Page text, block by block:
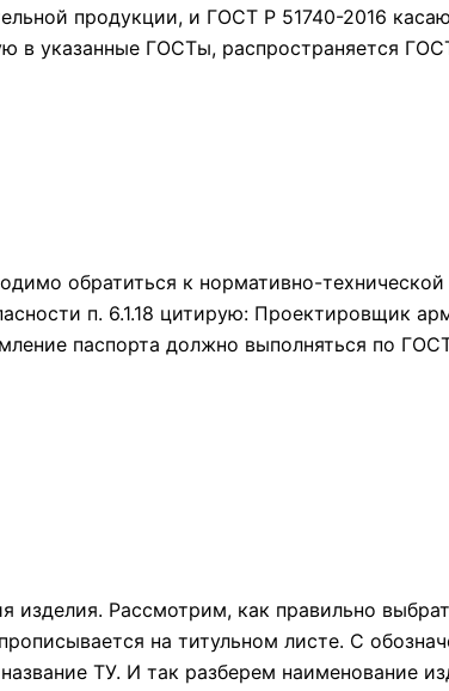
продукции, и ГОСТ Р 51740-2016
в указанные ГОСТы, распространяется
обратиться к нормативно-
п. 6.1.18 цитирую: Проектировщик
паспорта должно выполняться по
Рассмотрим, как правильно
на титульном листе. С
ТУ. И так разберем наименование